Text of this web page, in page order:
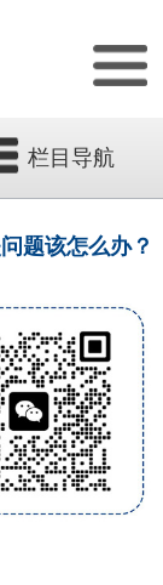
栏目导航
题该怎么办？